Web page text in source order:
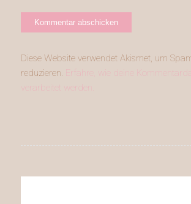
Diese Website verwendet Akismet, um
reduzieren. Erfahre, wie deine
verarbeitet werden.